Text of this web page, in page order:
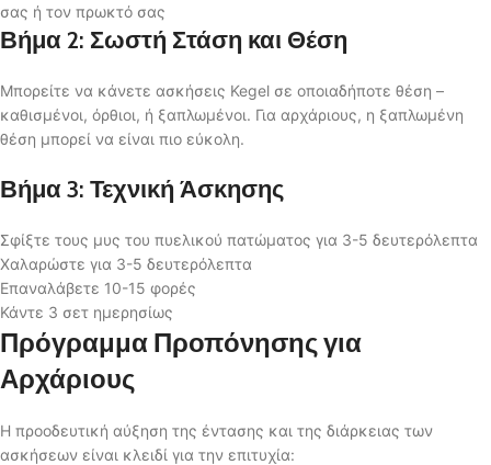
σας ή τον πρωκτό σας
Βήμα 2: Σωστή Στάση και Θέση
Μπορείτε να κάνετε ασκήσεις Kegel σε οποιαδήποτε θέση –
καθισμένοι, όρθιοι, ή ξαπλωμένοι. Για αρχάριους, η ξαπλωμένη
θέση μπορεί να είναι πιο εύκολη.
Βήμα 3: Τεχνική Άσκησης
Σφίξτε τους μυς του πυελικού πατώματος για 3-5 δευτερόλεπτα
Χαλαρώστε για 3-5 δευτερόλεπτα
Επαναλάβετε 10-15 φορές
Κάντε 3 σετ ημερησίως
Πρόγραμμα Προπόνησης για
Αρχάριους
Η προοδευτική αύξηση της έντασης και της διάρκειας των
ασκήσεων είναι κλειδί για την επιτυχία: